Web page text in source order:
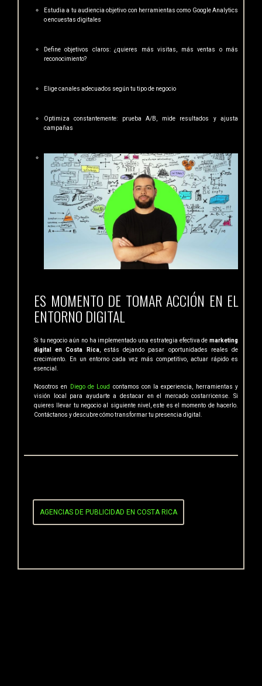
Estudia a tu audiencia objetivo con herramientas como Google Analytics
o encuestas digitales
Define objetivos claros: ¿quieres más visitas, más ventas o más
reconocimiento?
Elige canales adecuados según tu tipo de negocio
Optimiza constantemente: prueba A/B, mide resultados y ajusta
campañas
ES MOMENTO DE TOMAR ACCIÓN EN EL
ENTORNO DIGITAL
Si tu negocio aún no ha implementado una estrategia efectiva de marketing
digital en Costa Rica, estás dejando pasar oportunidades reales de
crecimiento. En un entorno cada vez más competitivo, actuar rápido es
esencial.
Nosotros en Diego de Loud
contamos con la experiencia, herramientas y
visión local para ayudarte a destacar en el mercado costarricense. Si
quieres llevar tu negocio al siguiente nivel, este es el momento de hacerlo.
Contáctanos y descubre cómo transformar tu presencia digital.
AGENCIAS DE PUBLICIDAD EN COSTA RICA